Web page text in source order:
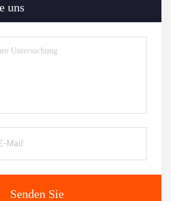
uns
Senden Sie